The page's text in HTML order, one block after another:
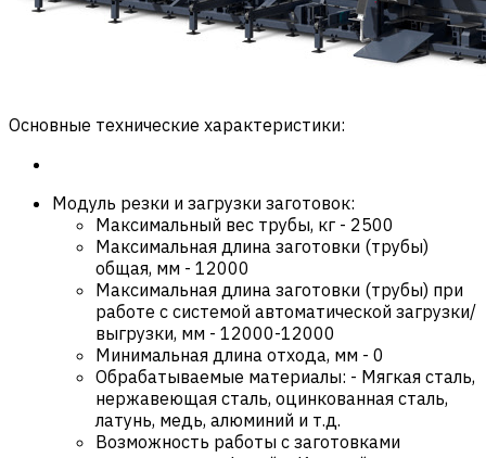
Основные технические характеристики:
Модуль резки и загрузки заготовок:
Максимальный вес трубы, кг - 2500
Максимальная длина заготовки (трубы)
общая, мм - 12000
Максимальная длина заготовки (трубы) при
работе с системой автоматической загрузки/
выгрузки, мм - 12000-12000
Минимальная длина отхода, мм - 0
Обрабатываемые материалы: - Мягкая сталь,
нержавеющая сталь, оцинкованная сталь,
латунь, медь, алюминий и т.д.
Возможность работы с заготовками